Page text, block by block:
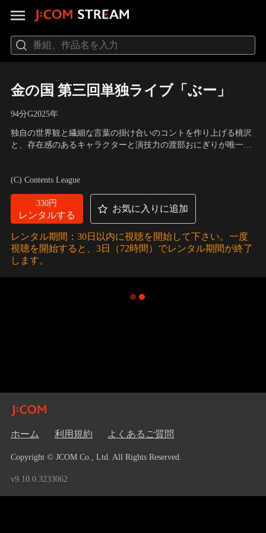
金の国 第三回単独ライブ「ぶー」
94分G2025年
独自の世界観と繊細な言葉の掛け合いのコントを作り上げる桃沢
と、存在感のあるキャラクターと演技力の渡部おにぎりが唯一無
「ぶー」。新作コント8本と幕間映像を収録！
(C) Contents League
330円
レンタルする
お気に入りに追加
レンタル期間：30日以内に視聴を開始して下さい。一度
視聴を開始すると、3日（72時間）でレンタル期間が終了
します。
ホーム 利用規約 よくあるご質問
Copyright © JCOM Co., Ltd. All Rights Reserved.
v9.10.0.3233062